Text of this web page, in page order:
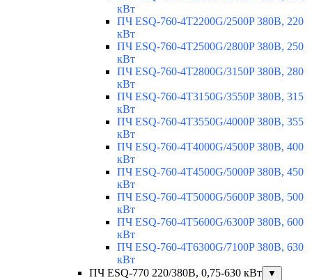
кВт
ПЧ ESQ-760-4T2200G/2500P 380В, 220
кВт
ПЧ ESQ-760-4T2500G/2800P 380В, 250
кВт
ПЧ ESQ-760-4T2800G/3150P 380В, 280
кВт
ПЧ ESQ-760-4T3150G/3550P 380В, 315
кВт
ПЧ ESQ-760-4T3550G/4000P 380В, 355
кВт
ПЧ ESQ-760-4T4000G/4500P 380В, 400
кВт
ПЧ ESQ-760-4T4500G/5000P 380В, 450
кВт
ПЧ ESQ-760-4T5000G/5600P 380В, 500
кВт
ПЧ ESQ-760-4T5600G/6300P 380В, 600
кВт
ПЧ ESQ-760-4T6300G/7100P 380В, 630
кВт
ПЧ ESQ-770 220/380В, 0,75-630 кВт
▼